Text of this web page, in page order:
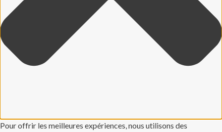
Pour offrir les meilleures expériences, nous utilisons des